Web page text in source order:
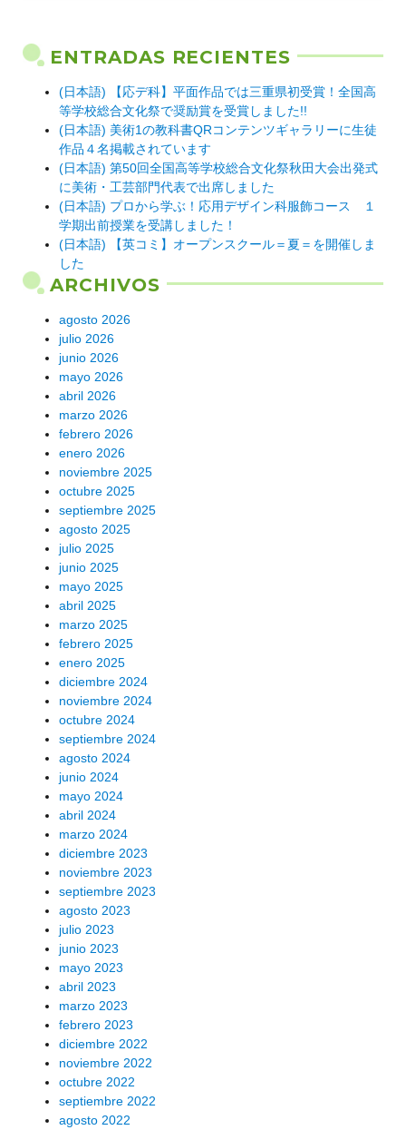
ENTRADAS RECIENTES
(日本語) 【応デ科】平面作品では三重県初受賞！全国高
等学校総合文化祭で奨励賞を受賞しました!!
(日本語) 美術1の教科書QRコンテンツギャラリーに生徒
作品４名掲載されています
(日本語) 第50回全国高等学校総合文化祭秋田大会出発式
に美術・工芸部門代表で出席しました
(日本語) プロから学ぶ！応用デザイン科服飾コース １
学期出前授業を受講しました！
(日本語) 【英コミ】オープンスクール＝夏＝を開催しま
した
ARCHIVOS
agosto 2026
julio 2026
junio 2026
mayo 2026
abril 2026
marzo 2026
febrero 2026
enero 2026
noviembre 2025
octubre 2025
septiembre 2025
agosto 2025
julio 2025
junio 2025
mayo 2025
abril 2025
marzo 2025
febrero 2025
enero 2025
diciembre 2024
noviembre 2024
octubre 2024
septiembre 2024
agosto 2024
junio 2024
mayo 2024
abril 2024
marzo 2024
diciembre 2023
noviembre 2023
septiembre 2023
agosto 2023
julio 2023
junio 2023
mayo 2023
abril 2023
marzo 2023
febrero 2023
diciembre 2022
noviembre 2022
octubre 2022
septiembre 2022
agosto 2022